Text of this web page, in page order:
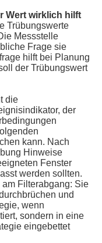
Wert wirklich hilft
Trübungswerte
Messstelle
Frage sie
hilft bei Planung
der Trübungswert
die
der
kann. Nach
Hinweise
Fenster
werden sollten.
Filterabgang: Sie
und
wenn
sondern in eine
eingebettet